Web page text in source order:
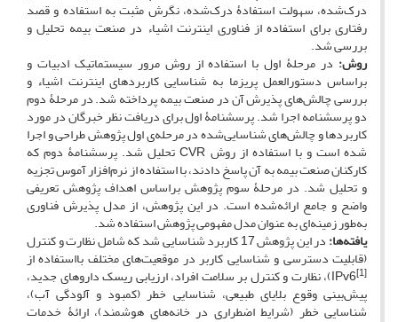
درک‌شده، سهولت استفادۀ درک‌شده، نگرش مثبت به استفاده و قصد
رفتاری برای استفاده از فناوری اینترنت‌ اشیاء در صنعت بیمه تحلیل و
بررسی شد.
روش‌: در مرحلۀ اول با استفاده از روش مرور سیستماتیک ادبیات و
براساس دستورالعمل پریزما به شناسایی کاربردهای اینترنت ‌اشیاء و
بررسی چالش‌های پذیرش آن در صنعت بیمه پرداخته ‌شد. در مرحلۀ دوم
دو پرسشنامه اجرا شد. پرسشنامۀ اول برای دریافت نظر خبرگان در مورد
کاربردها و چالش‌های شناسایی‌شده در مرحله‌ی اول پژوهش طراحی و اجرا
شده ‌است و با استفاده از روش CVR تحلیل شد. پرسشنامۀ دوم که
کارکنان صنعت بیمه به آن پاسخ دادند، با استفاده از نرم‌افزار آموس تجزیه
‌و تحلیل شد. در مرحلۀ سوم پژوهش براساس اهداف پژوهش تعریفی
واضح و جامع ارائه‌شده ‌است. در این پژوهش، از مدل پذیرش فناوری
به‌طور زمینه‌ای به‌ عنوان مدل مفهومی پژوهش استفاده شد.
یافته‌ها: در این پژوهش 17 کاربرد شناسایی شد که شامل نظارت و کنترل
(قابلیت دسترسی و شناسایی کاربر در موقعیت‌‌های مختلف بااستفاده از
IPv6[1] )، نظارت و کنترل بر سلامت افراد، ارزیابی ریسک داروهای جدید،
پیش‌بینی وقوع بلایای طبیعی، شناسایی خطر (کمبود و آلودگی آب)،
شناسایی خطر (شرایط اضطراری در خانه‌های هوشمند)، ارائۀ خدمات